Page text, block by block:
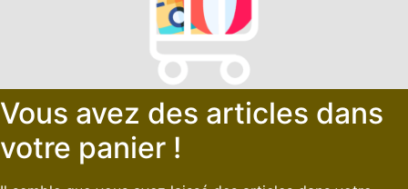
Vous avez des articles dans
votre panier !